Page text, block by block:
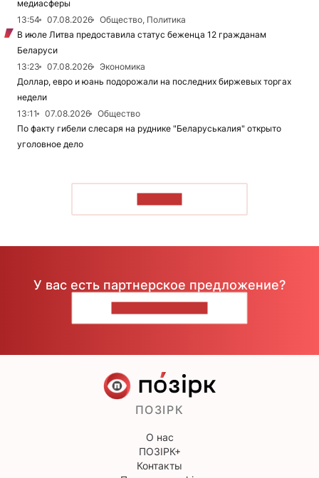
медиасферы
13:54
07.08.2026
Общество, Политика
В июле Литва предоставила статус беженца 12 гражданам
Беларуси
13:23
07.08.2026
Экономика
Доллар, евро и юань подорожали на последних биржевых торгах
недели
13:11
07.08.2026
Общество
По факту гибели слесаря на руднике "Беларуськалия" открыто
уголовное дело
У вас есть партнерское предложение?
ПОЗІРК
О нас
ПОЗІРК+
Контакты